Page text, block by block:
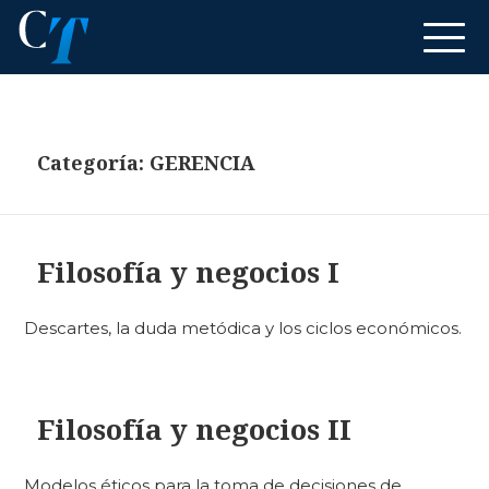
Categoría: GERENCIA
Filosofía y negocios I
Descartes, la duda metódica y los ciclos económicos.
Filosofía y negocios II